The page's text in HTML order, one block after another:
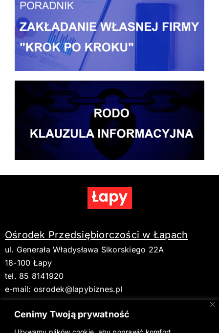
Cenimy Twoją prywatność
Ośrodek Przedsiębiorczości w Łapach
ul. Generała Władysława Sikorskiego 22A
18-100 Łapy
tel. 85 8141920
e-mail: osrodek@lapybiznes.pl